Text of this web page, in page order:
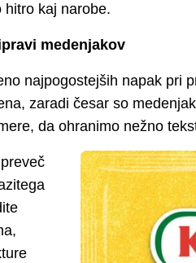
hitro kaj narobe.
medenjakov
najpogostejših napak pri
zaradi česar so
da ohranimo nežno